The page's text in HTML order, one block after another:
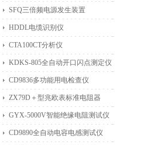
SFQ三倍频电源发生装置
HDDL电缆识别仪
CTA100CT分析仪
KDKS-805全自动开口闪点测定仪
CD9836多功能用电检查仪
ZX79D＋型兆欧表标准电阻器
GYX-5000V智能绝缘电阻测试仪
CD9890全自动电容电感测试仪